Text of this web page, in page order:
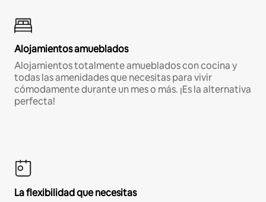
Alojamientos amueblados
Alojamientos totalmente amueblados con cocina y
todas las amenidades que necesitas para vivir
cómodamente durante un mes o más. ¡Es la alternativa
perfecta!
La flexibilidad que necesitas